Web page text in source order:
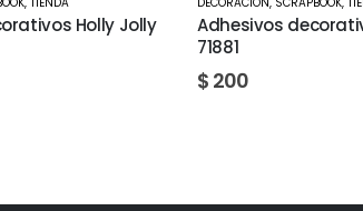
Navidad
Adhesivos
boy 732739
$ 360